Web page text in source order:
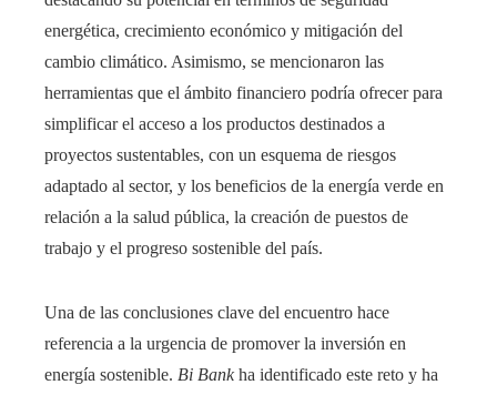
energética, crecimiento económico y mitigación del
cambio climático. Asimismo, se mencionaron las
herramientas que el ámbito financiero podría ofrecer para
simplificar el acceso a los productos destinados a
proyectos sustentables, con un esquema de riesgos
adaptado al sector, y los beneficios de la energía verde en
relación a la salud pública, la creación de puestos de
trabajo y el progreso sostenible del país.
Una de las conclusiones clave del encuentro hace
referencia a la urgencia de promover la inversión en
energía sostenible. Bi Bankha identificado este reto y ha